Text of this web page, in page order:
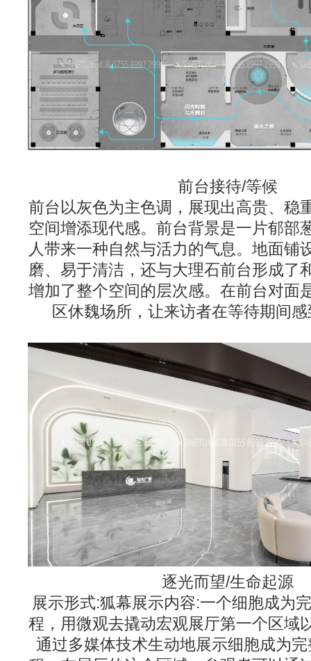
前台接待/等候
前台以灰色为主色调，展现出高贵、稳
空间增添现代感。前台背景是一片郁部
人带来一种自然与活力的气息。地面铺
磨、易于清洁，还与大理石前台形成了
增加了整个空间的层次感。在前台对面
区休魏场所，让来访者在等待期间
逐光而望/生命起源
展示形式:狐幕展示内容:一个细胞成为
程，用微观去撬动宏观展厅第一个区域
通过多媒体技术生动地展示细胞成为